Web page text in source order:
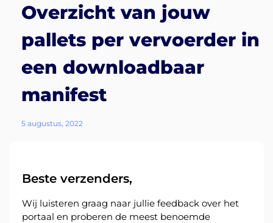
About
Bestemmingen
Overzicht van jouw
pallets per vervoerder in
een downloadbaar
manifest
5 augustus, 2022
Beste verzenders,
Wij luisteren graag naar jullie feedback over het
portaal en proberen de meest benoemde